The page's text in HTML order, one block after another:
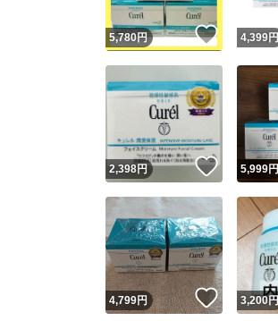
5,780円 いいね！
4,399円
2,398円 いいね！
5,999円
4,799円 いいね！
3,200円